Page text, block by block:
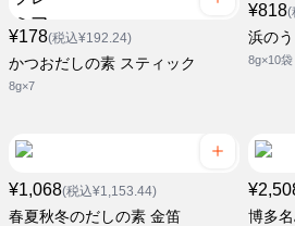
¥178(税込¥192.24)
かつおだしの素 スティック
8g×7
¥818(
浜の
8g×10袋
¥1,068(税込¥1,153.44)
春夏秋冬のだしの素 金笛 博多